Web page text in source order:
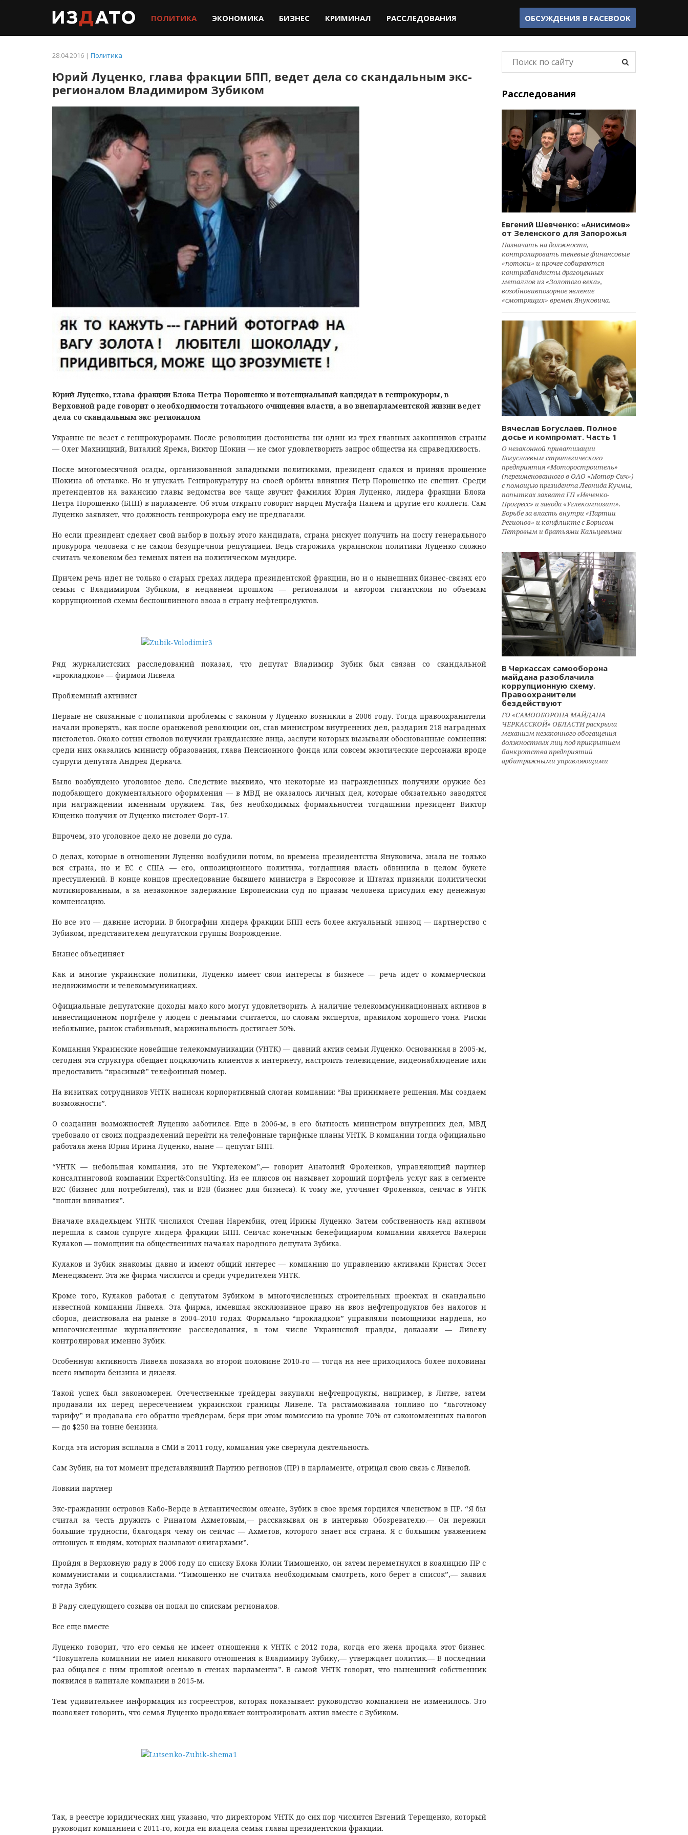
ПОЛИТИКА ЭКОНОМИКА БИЗНЕС КРИМИНАЛ РАССЛЕДОВАНИЯ ОБСУЖДЕНИЯ В FACEBOOK
28.04.2016 | Политика
Юрий Луценко, глава фракции БПП, ведет дела со скандальным экс-
регионалом Владимиром Зубиком
Юрий Луценко, глава фракции Блока Петра Порошенко и потенциальный кандидат в генпрокуроры, в
Верховной раде говорит о необходимости тотального очищения власти, а во внепарламентской жизни ведет
дела со скандальным экс-регионалом
Украине не везет с генпрокурорами. После революции достоинства ни один из трех главных законников страны
— Олег Махницкий, Виталий Ярема, Виктор Шокин — не смог удовлетворить запрос общества на справедливость.
После многомесячной осады, организованной западными политиками, президент сдался и принял прошение
Шокина об отставке. Но и упускать Генпрокуратуру из своей орбиты влияния Петр Порошенко не спешит. Среди
претендентов на вакансию главы ведомства все чаще звучит фамилия Юрия Луценко, лидера фракции Блока
Петра Порошенко (БПП) в парламенте. Об этом открыто говорит нардеп Мустафа Найем и другие его коллеги. Сам
Луценко заявляет, что должность генпрокурора ему не предлагали.
Но если президент сделает свой выбор в пользу этого кандидата, страна рискует получить на посту генерального
прокурора человека с не самой безупречной репутацией. Ведь старожила украинской политики Луценко сложно
считать человеком без темных пятен на политическом мундире.
Причем речь идет не только о старых грехах лидера президентской фракции, но и о нынешних бизнес-связях его
семьи с Владимиром Зубиком, в недавнем прошлом — регионалом и автором гигантской по объемам
коррупционной схемы беспошлинного ввоза в страну нефтепродуктов.
Ряд журналистских расследований показал, что депутат Владимир Зубик был связан со скандальной
«прокладкой» — фирмой Ливела
Проблемный активист
Первые не связанные с политикой проблемы с законом у Луценко возникли в 2006 году. Тогда правоохранители
начали проверять, как после оранжевой революции он, став министром внутренних дел, раздарил 218 наградных
пистолетов. Около сотни стволов получили гражданские лица, заслуги которых вызывали обоснованные сомнения:
среди них оказались министр образования, глава Пенсионного фонда или совсем экзотические персонажи вроде
супруги депутата Андрея Деркача.
Было возбуждено уголовное дело. Следствие выявило, что некоторые из награжденных получили оружие без
подобающего документального оформления — в МВД не оказалось личных дел, которые обязательно заводятся
при награждении именным оружием. Так, без необходимых формальностей тогдашний президент Виктор
Ющенко получил от Луценко пистолет Форт-17.
Впрочем, это уголовное дело не довели до суда.
О делах, которые в отношении Луценко возбудили потом, во времена президентства Януковича, знала не только
вся страна, но и ЕС с США — его, оппозиционного политика, тогдашняя власть обвинила в целом букете
преступлений. В конце концов преследование бывшего министра в Евросоюзе и Штатах признали политически
мотивированным, а за незаконное задержание Европейский суд по правам человека присудил ему денежную
компенсацию.
Но все это — давние истории. В биографии лидера фракции БПП есть более актуальный эпизод — партнерство с
Зубиком, представителем депутатской группы Возрождение.
Бизнес объединяет
Как и многие украинские политики, Луценко имеет свои интересы в бизнесе — речь идет о коммерческой
недвижимости и телекоммуникациях.
Официальные депутатские доходы мало кого могут удовлетворить. А наличие телекоммуникационных активов в
инвестиционном портфеле у людей с деньгами считается, по словам экспертов, правилом хорошего тона. Риски
небольшие, рынок стабильный, маржинальность достигает 50%.
Компания Украинские новейшие телекоммуникации (УНТК) — давний актив семьи Луценко. Основанная в 2005‑м,
сегодня эта структура обещает подключить клиентов к интернету, настроить телевидение, видеонаблюдение или
предоставить “красивый” телефонный номер.
На визитках сотрудников УНТК написан корпоративный слоган компании: “Вы принимаете решения. Мы создаем
возможности”.
О создании возможностей Луценко заботился. Еще в 2006‑м, в его бытность министром внутренних дел, МВД
требовало от своих подразделений перейти на телефонные тарифные планы УНТК. В компании тогда официально
работала жена Юрия Ирина Луценко, ныне — депутат БПП.
“УНТК — небольшая компания, это не Укртелеком”,— говорит Анатолий Фроленков, управляющий партнер
консалтинговой компании Expert&Consulting. Из ее плюсов он называет хороший портфель услуг как в сегменте
В2С (бизнес для потребителя), так и В2В (бизнес для бизнеса). К тому же, уточняет Фроленков, сейчас в УНТК
“пошли вливания”.
Вначале владельцем УНТК числился Степан Нарембик, отец Ирины Луценко. Затем собственность над активом
перешла к самой супруге лидера фракции БПП. Сейчас конечным бенефициаром компании является Валерий
Кулаков — помощник на общественных началах народного депутата Зубика.
Кулаков и Зубик знакомы давно и имеют общий интерес — компанию по управлению активами Кристал Эссет
Менеджмент. Эта же фирма числится и среди учредителей УНТК.
Кроме того, Кулаков работал с депутатом Зубиком в многочисленных строительных проектах и скандально
известной компании Ливела. Эта фирма, имевшая эксклюзивное право на ввоз нефтепродуктов без налогов и
сборов, действовала на рынке в 2004–2010 годах. Формально “прокладкой” управляли помощники нардепа, но
многочисленные журналистские расследования, в том числе Украинской правды, доказали — Ливелу
контролировал именно Зубик.
Особенную активность Ливела показала во второй половине 2010‑го — тогда на нее приходилось более половины
всего импорта бензина и дизеля.
Такой успех был закономерен. Отечественные трейдеры закупали нефтепродукты, например, в Литве, затем
продавали их перед пересечением украинской границы Ливеле. Та растаможивала топливо по “льготному
тарифу” и продавала его обратно трейдерам, беря при этом комиссию на уровне 70% от сэкономленных налогов
— до $250 на тонне бензина.
Когда эта история всплыла в СМИ в 2011 году, компания уже свернула деятельность.
Сам Зубик, на тот момент представлявший Партию регионов (ПР) в парламенте, отрицал свою связь с Ливелой.
Ловкий партнер
Экс-гражданин островов Кабо-Верде в Атлантическом океане, Зубик в свое время гордился членством в ПР. “Я бы
считал за честь дружить с Ринатом Ахметовым,— рассказывал он в интервью Обозревателю.— Он пережил
большие трудности, благодаря чему он сейчас — Ахметов, которого знает вся страна. Я с большим уважением
отношусь к людям, которых называют олигархами”.
Пройдя в Верховную раду в 2006 году по списку Блока Юлии Тимошенко, он затем переметнулся в коалицию ПР с
коммунистами и социалистами. “Тимошенко не считала необходимым смотреть, кого берет в список”,— заявил
тогда Зубик.
В Раду следующего созыва он попал по спискам регионалов.
Все еще вместе
Луценко говорит, что его семья не имеет отношения к УНТК с 2012 года, когда его жена продала этот бизнес.
“Покупатель компании не имел никакого отношения к Владимиру Зубику,— утверждает политик.— В последний
раз общался с ним прошлой осенью в стенах парламента”. В самой УНТК говорят, что нынешний собственник
появился в капитале компании в 2015‑м.
Тем удивительнее информация из госреестров, которая показывает: руководство компанией не изменилось. Это
позволяет говорить, что семья Луценко продолжает контролировать актив вместе с Зубиком.
Так, в реестре юридических лиц указано, что директором УНТК до сих пор числится Евгений Терещенко, который
руководит компанией с 2011‑го, когда ей владела семья главы президентской фракции.
Расследования
Евгений Шевченко: «Анисимов»
от Зеленского для Запорожья
Назначать на должности,
контролировать теневые финансовые
«потоки» и прочее собираются
контрабандисты драгоценных
металлов из «Золотого века»,
возобновивпозорное явление
«смотрящих» времен Януковича.
Вячеслав Богуслаев. Полное
досье и компромат. Часть 1
О незаконной приватизации
Богуслаевым стратегического
предприятия «Моторостроитель»
(переименованного в ОАО «Мотор-Сич»)
с помощью президента Леонида Кучмы,
попытках захвата ГП «Ивченко-
Прогресс» и завода «Углекомпозит».
Борьбе за власть внутри «Партии
Регионов» и конфликте с Борисом
Петровым и братьями Кальцевыми
В Черкассах самооборона
майдана разоблачила
коррупционную схему.
Правоохранители
бездействуют
ГО «САМООБОРОНА МАЙДАНА
ЧЕРКАССКОЙ» ОБЛАСТИ раскрыла
механизм незаконного обогащения
должностных лиц под прикрытием
банкротства предприятий
арбитражными управляющими